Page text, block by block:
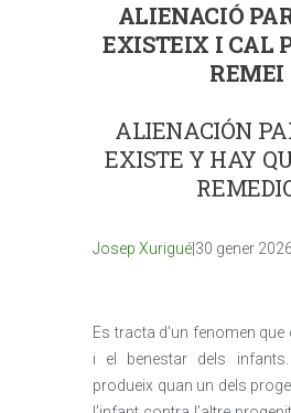
ALIENACIÓ
EXISTEIX I CAL
REMEI
ALIENACIÓN
EXISTE Y HAY
Josep Xurigué |30 gener 2026|
Es tracta d’un fenomen
i el benestar dels
produeix quan un dels